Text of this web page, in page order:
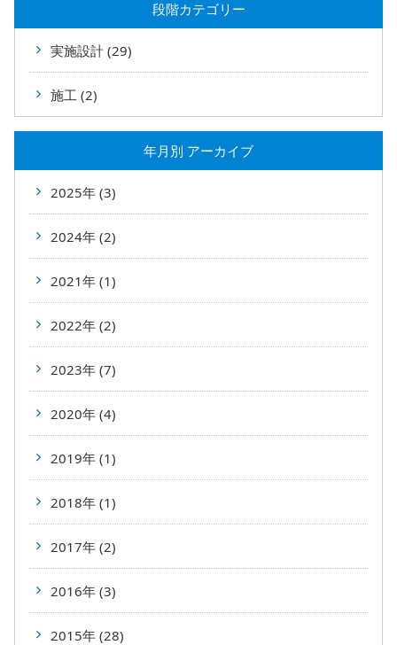
段階カテゴリー
実施設計 (29)
施工 (2)
年⽉別 アーカイブ
2025年 (3)
2024年 (2)
2021年 (1)
2022年 (2)
2023年 (7)
2020年 (4)
2019年 (1)
2018年 (1)
2017年 (2)
2016年 (3)
2015年 (28)